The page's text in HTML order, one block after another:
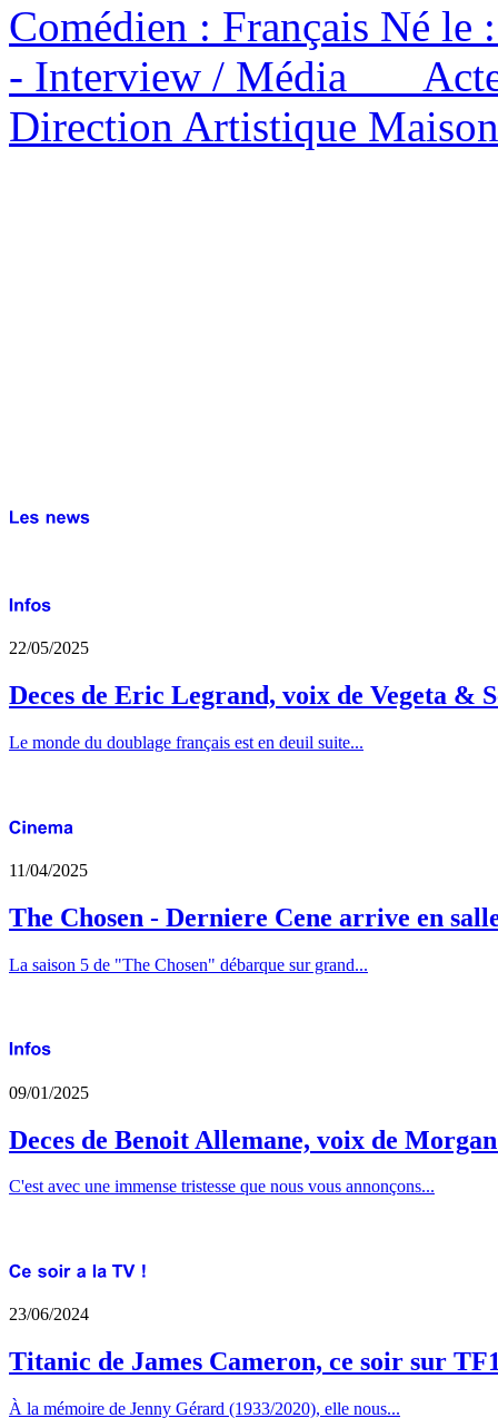
Comédien : Français Né
- Interview / Média
Direction Artistique
22/05/2025
Deces de Eric Legrand, voix de Vegeta &
Le monde du doublage français est en deuil suite...
11/04/2025
The Chosen - Derniere Cene arrive en
La saison 5 de "The Chosen" débarque sur grand...
09/01/2025
Deces de Benoit Allemane, voix de
C'est avec une immense tristesse que nous vous annonçons...
23/06/2024
Titanic de James Cameron, ce soir sur
À la mémoire de Jenny Gérard (1933/2020), elle nous...